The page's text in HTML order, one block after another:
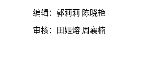
编辑：郭莉莉 陈晓艳
审核：田姬熔 周襄楠